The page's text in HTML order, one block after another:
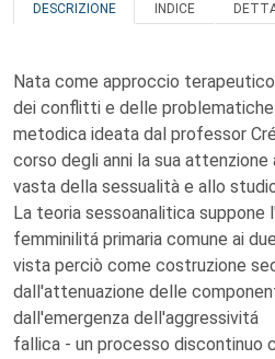
DESCRIZIONE INDICE
Nata come approccio
dei conflitti e delle problematiche
metodica ideata dal professor
corso degli anni la sua attenzione
vasta della sessualità e allo
La teoria sessoanalitica suppone
femminilitá primaria comune ai
vista perciò come costruzione
dall'attenuazione delle
dall'emergenza dell'aggressivitá
fallica - un processo discontinuo